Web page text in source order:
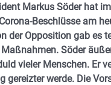
Markus Söder hat
Beschlüsse am
der Opposition gab es
Söder
vieler Menschen. Er
gereizter werde. Die